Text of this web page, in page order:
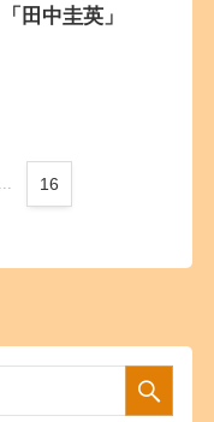
中圭英」
16